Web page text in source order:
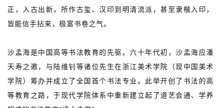
正，入古出新，所作古玺、汉印到明清流派，甚至隶楷入印，
皆能信手拈来，极富书卷之气。
沙孟海是中国高等书法教育的先驱。六十年代初，沙孟海应潘
天寿之邀，与陆维钊等诸位先生在浙江美术学院（现中国美术
学院）筹办并成立了全国首个书法专业。此举开创了书法的高
等教育之路，于现代学院体系中重新建立起了道艺会通、学养